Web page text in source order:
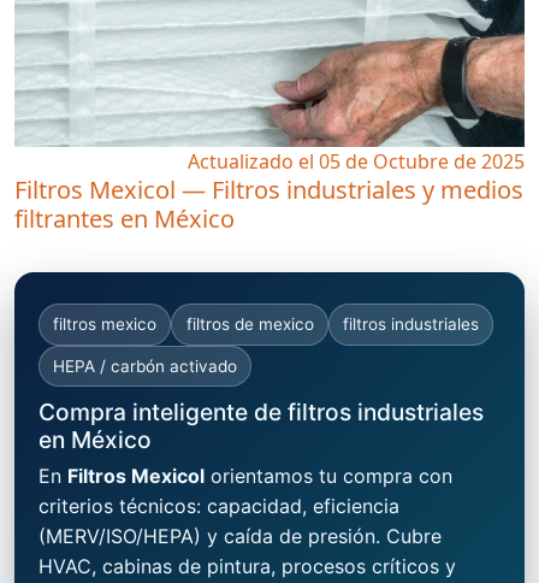
Actualizado el 05 de Octubre de 2025
Filtros Mexicol — Filtros industriales y medios
filtrantes en México
filtros mexico filtros de mexico filtros industriales
HEPA / carbón activado
Compra inteligente de filtros industriales
en México
En Filtros Mexicol orientamos tu compra con
criterios técnicos: capacidad, eficiencia
(MERV/ISO/HEPA) y caída de presión. Cubre
HVAC, cabinas de pintura, procesos críticos y